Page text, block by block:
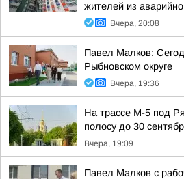
жителей из
Вчера, 20:08
Павел Малков:
Рыбновском округе
Вчера, 19:36
На трассе М-5 под
полосу до 30
Вчера, 19:09
Павел Малков с